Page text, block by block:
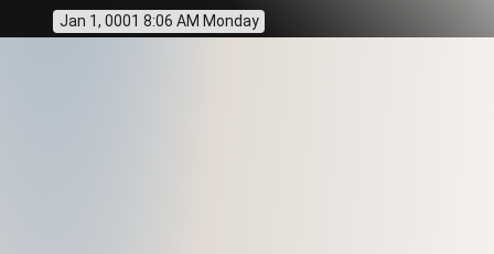
Jan 1, 0001 8:06 AM Monday